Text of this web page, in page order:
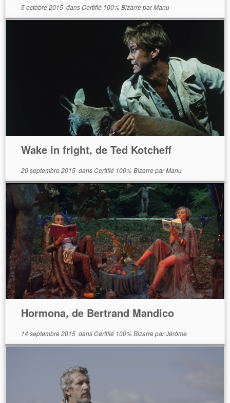
5 octobre 2015dansCertifié 100% BizarreparManu
Wake in fright, de Ted Kotcheff
20 septembre 2015dansCertifié 100% BizarreparManu
Hormona, de Bertrand Mandico
14 septembre 2015dansCertifié 100% BizarreparJérôme